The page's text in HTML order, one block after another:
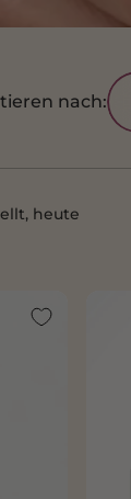
nach:
heute